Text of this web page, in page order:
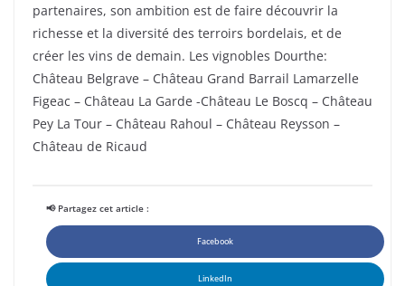
partenaires, son ambition est de faire découvrir la
richesse et la diversité des terroirs bordelais, et de
créer les vins de demain. Les vignobles Dourthe:
Château Belgrave – Château Grand Barrail Lamarzelle
Figeac – Château La Garde -Château Le Boscq – Château
Pey La Tour – Château Rahoul – Château Reysson –
Château de Ricaud
📢 Partagez cet article :
Facebook
LinkedIn